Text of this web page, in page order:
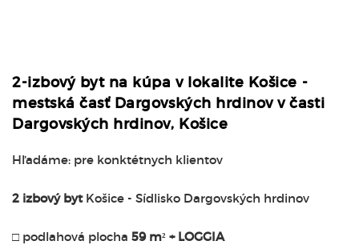
2-izbový byt na kúpa v lokalite Košice -
mestská časť Dargovských hrdinov v časti
Dargovských hrdinov, Košice
Hľadáme: pre konktétnych klientov
2 izbový byt Košice - Sídlisko Dargovských hrdinov
□ podlahová plocha 59 m² + LOGGIA